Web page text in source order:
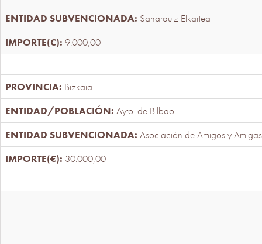
Saharautz Elkartea
9.000,00
Bizkaia
Ayto. de Bilbao
Asociación de Amigos y
30.000,00